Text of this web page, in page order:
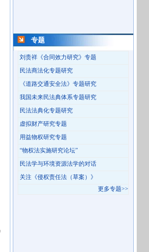
专题
刘贵祥《合同效力研究》专题
民法商法化专题研究
《道路交通安全法》专题研究
我国未来民法典体系专题研究
民法法典化专题研究
虚拟财产研究专题
用益物权研究专题
“物权法实施研究论坛”
民法学与环境资源法学的对话
关注《侵权责任法（草案）》
更多专题>>